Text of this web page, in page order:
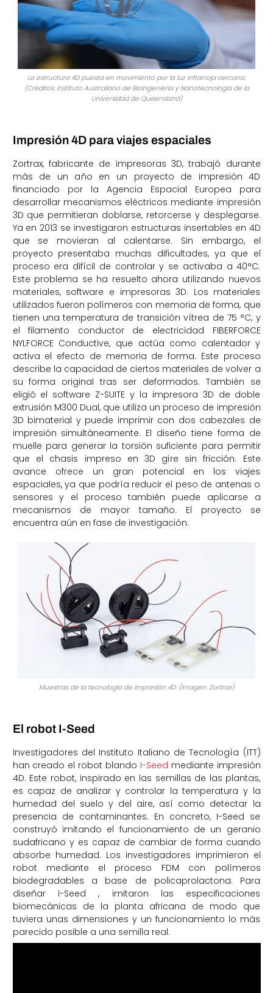
La estructura 4D puesta en movimiento por la luz infrarroja cercana.
(Créditos: Instituto Australiano de Bioingeniería y Nanotecnología de la
Universidad de Queensland)
Impresión 4D para viajes espaciales
Zortrax, fabricante de impresoras 3D, trabajó durante
más de un año en un proyecto de impresión 4D
financiado por la Agencia Espacial Europea para
desarrollar mecanismos eléctricos mediante impresión
3D que permitieran doblarse, retorcerse y desplegarse.
Ya en 2013 se investigaron estructuras insertables en 4D
que se movieran al calentarse. Sin embargo, el
proyecto presentaba muchas dificultades, ya que el
proceso era difícil de controlar y se activaba a 40°C.
Este problema se ha resuelto ahora utilizando nuevos
materiales, software e impresoras 3D. Los materiales
utilizados fueron polímeros con memoria de forma, que
tienen una temperatura de transición vítrea de 75 °C, y
el filamento conductor de electricidad FIBERFORCE
NYLFORCE Conductive, que actúa como calentador y
activa el efecto de memoria de forma. Este proceso
describe la capacidad de ciertos materiales de volver a
su forma original tras ser deformados. También se
eligió el software Z-SUITE y la impresora 3D de doble
extrusión M300 Dual, que utiliza un proceso de impresión
3D bimaterial y puede imprimir con dos cabezales de
impresión simultáneamente. El diseño tiene forma de
muelle para generar la torsión suficiente para permitir
que el chasis impreso en 3D gire sin fricción. Este
avance ofrece un gran potencial en los viajes
espaciales, ya que podría reducir el peso de antenas o
sensores y el proceso también puede aplicarse a
mecanismos de mayor tamaño. El proyecto se
encuentra aún en fase de investigación.
Muestras de la tecnología de impresión 4D. (Imagen: Zortrax)
El robot I-Seed
Investigadores del Instituto Italiano de Tecnología (ITT)
han creado el robot blando I-Seed mediante impresión
4D. Este robot, inspirado en las semillas de las plantas,
es capaz de analizar y controlar la temperatura y la
humedad del suelo y del aire, así como detectar la
presencia de contaminantes. En concreto, I-Seed se
construyó imitando el funcionamiento de un geranio
sudafricano y es capaz de cambiar de forma cuando
absorbe humedad. Los investigadores imprimieron el
robot mediante el proceso FDM con polímeros
biodegradables a base de policaprolactona. Para
diseñar I-Seed , imitaron las especificaciones
biomecánicas de la planta africana de modo que
tuviera unas dimensiones y un funcionamiento lo más
parecido posible a una semilla real.